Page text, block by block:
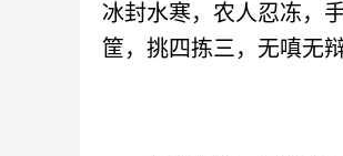
冰封水寒，农人忍冻，
筐，挑四拣三，无嗔无